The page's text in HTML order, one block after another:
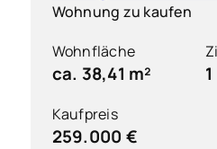
Wohnung zu kaufen
Wohnfläche
ca. 38,41 m² 1
Kaufpreis
259.000 €